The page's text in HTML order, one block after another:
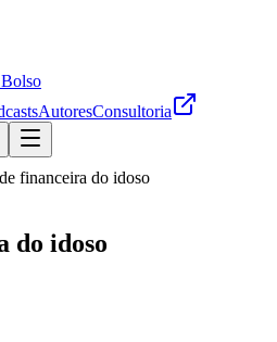
AutoresConsultoria
financeira do idoso
do idoso